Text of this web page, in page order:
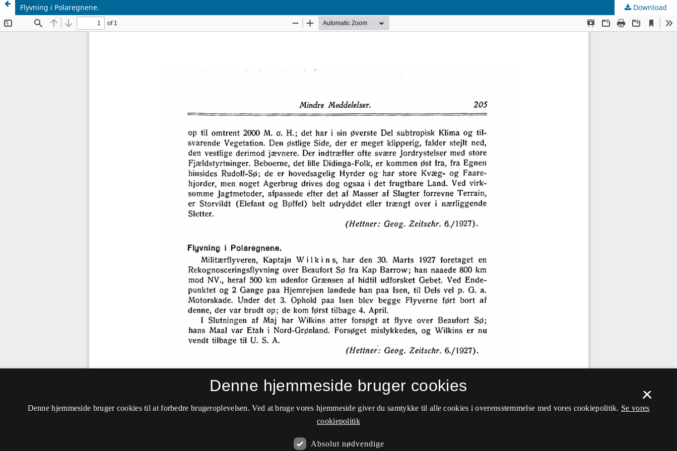
Flyvning i Polaregnene. Download
×
Denne hjemmeside bruger cookies
Denne hjemmeside bruger cookies til at forbedre brugeroplevelsen. Ved at bruge vores hjemmeside giver du samtykke til alle cookies i overensstemmelse med vores cookiepolitik. Se vores
cookiepolitik
Absolut nødvendige